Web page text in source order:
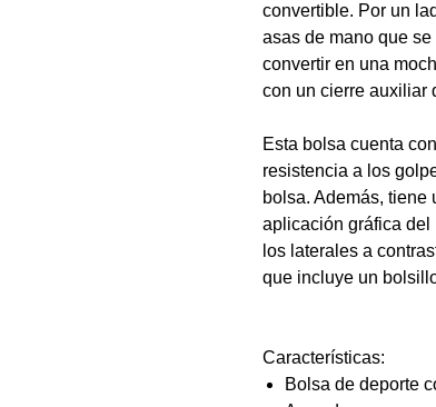
convertible. Por un
asas de mano que
convertir en una
con un cierre auxiliar
Esta bolsa cuenta
resistencia a los
bolsa. Además, tiene
aplicación gráfica del
los laterales a
que incluye un
Características:
Bolsa de deporte